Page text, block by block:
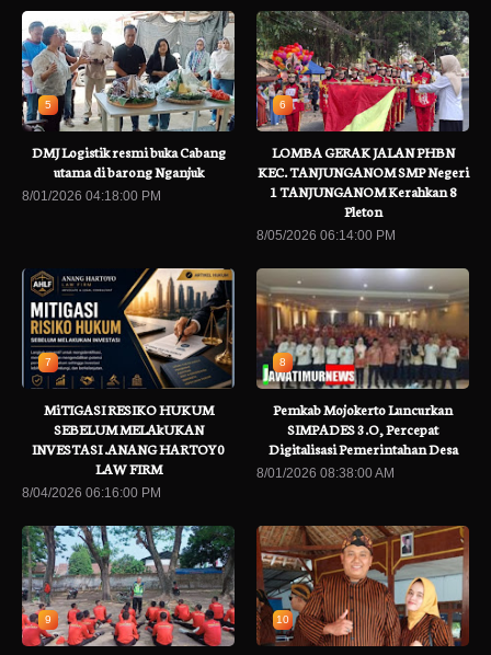
5
DMJ Logistik resmi buka Cabang
utama di barong Nganjuk
8/01/2026 04:18:00 PM
6
LOMBA GERAK JALAN PHBN
KEC. TANJUNGANOM SMP Negeri
1 TANJUNGANOM Kerahkan 8
Pleton
8/05/2026 06:14:00 PM
7
MiTIGASI RESIKO HUKUM
SEBELUM MELAkUKAN
INVESTASI .ANANG HARTOY0
LAW FIRM
8/04/2026 06:16:00 PM
8
Pemkab Mojokerto Luncurkan
SIMPADES 3.O, Percepat
Digitalisasi Pemerintahan Desa
8/01/2026 08:38:00 AM
9 10